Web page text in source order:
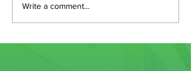
Write a comment...